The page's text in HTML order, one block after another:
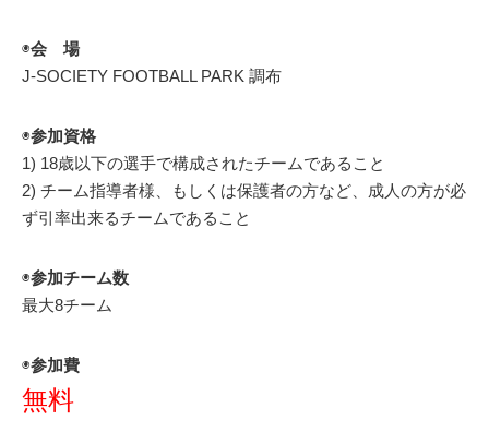
◉会 場
J-SOCIETY FOOTBALL PARK 調布
◉参加資格
1) 18歳以下の選手で構成されたチームであること
2) チーム指導者様、もしくは保護者の方など、成人の方が必
ず引率出来るチームであること
◉参加チーム数
最大8チーム
◉参加費
無料